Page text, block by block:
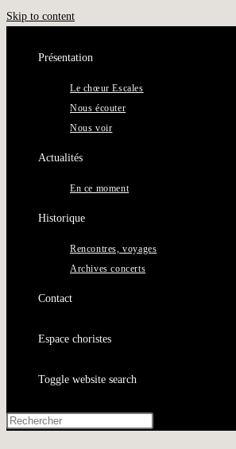
Skip to content
Présentation
Le chœur Escales
Nous écouter
Nous voir
Actualités
En ce moment
Historique
Rencontres, voyages
Archives concerts
Contact
Espace choristes
Toggle website search